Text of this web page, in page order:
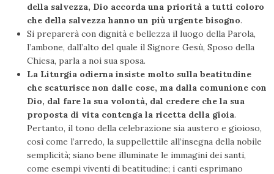
della salvezza, Dio accorda una priorità a tutti coloro
che della salvezza hanno un più urgente bisogno.
Si preparerà con dignità e bellezza il luogo della Parola,
l’ambone, dall’alto del quale il Signore Gesù, Sposo della
Chiesa, parla a noi sua sposa.
La Liturgia odierna insiste molto sulla beatitudine
che scaturisce non dalle cose, ma dalla comunione con
Dio, dal fare la sua volontà, dal credere che la sua
proposta di vita contenga la ricetta della gioia.
Pertanto, il tono della celebrazione sia austero e gioioso,
così come l’arredo, la suppellettile all’insegna della nobile
semplicità; siano bene illuminate le immagini dei santi,
come esempi viventi di beatitudine; i canti esprimano